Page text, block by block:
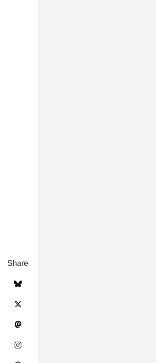
Share